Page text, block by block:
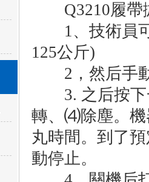
Q3210履帶
1、技術員
125公斤)
2 ，然后手
3. 之后按
轉、⑷除塵。機
丸時間。到了
動停止。